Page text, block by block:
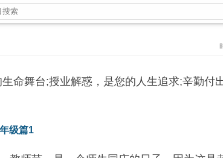
命舞台;授业解惑，是您的人生追求;辛勤
级篇1